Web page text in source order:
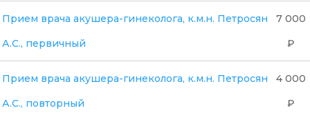
Прием врача акушера-гинеколога, к.м.н. Петросян
А.С., первичный
7 000
₽
Прием врача акушера-гинеколога, к.м.н. Петросян
А.С., повторный
4 000
₽